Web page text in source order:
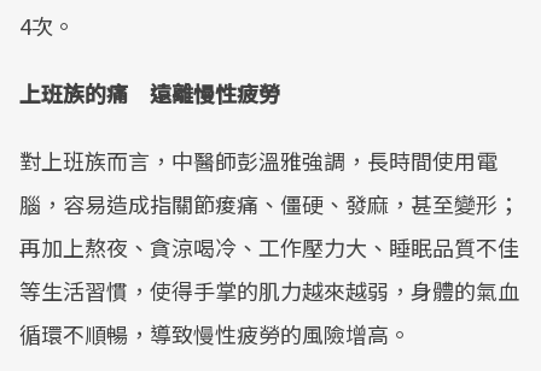
4次。
上班族的痛 遠離慢性疲勞
對上班族而言，中醫師彭溫雅強調，長時間使用電
腦，容易造成指關節痠痛、僵硬、發麻，甚至變形；
再加上熬夜、貪涼喝冷、工作壓力大、睡眠品質不佳
等生活習慣，使得手掌的肌力越來越弱，身體的氣血
循環不順暢，導致慢性疲勞的風險增高。